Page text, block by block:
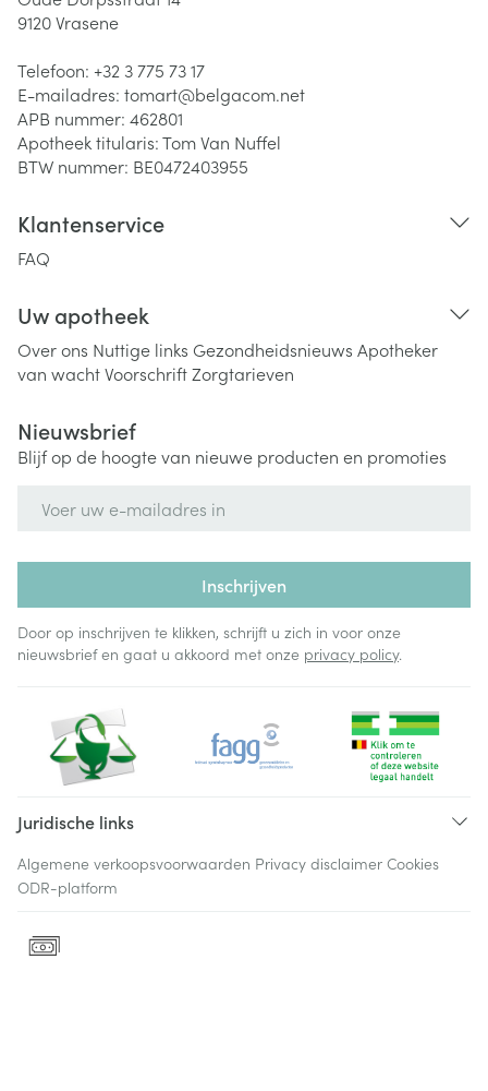
9120Vrasene
Telefoon: +32 3 775 73 17
E-mailadres: tomart@belgacom.net
APB nummer: 462801
Apotheek titularis:Tom Van Nuffel
BTW nummer: BE0472403955
Klantenservice
FAQ
Uw apotheek
Over ons Nuttige links Gezondheidsnieuws Apotheker
van wachtVoorschriftZorgtarieven
Nieuwsbrief
Blijf op de hoogte van nieuwe producten en promoties
Inschrijven
Door op inschrijven te klikken, schrijft u zich in voor onze
nieuwsbrief en gaat u akkoord met onze privacy policy.
Juridische links
Algemene verkoopsvoorwaarden Privacy disclaimer Cookies
ODR-platform